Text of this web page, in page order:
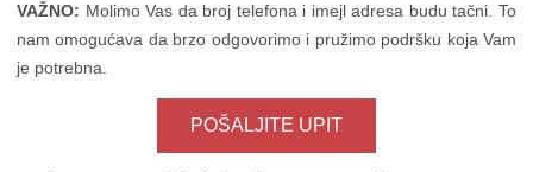
VAŽNO: Molimo Vas da broj telefona i imejl adresa budu tačni. To
nam omogućava da brzo odgovorimo i pružimo podršku koja Vam
je potrebna.
POŠALJITE UPIT